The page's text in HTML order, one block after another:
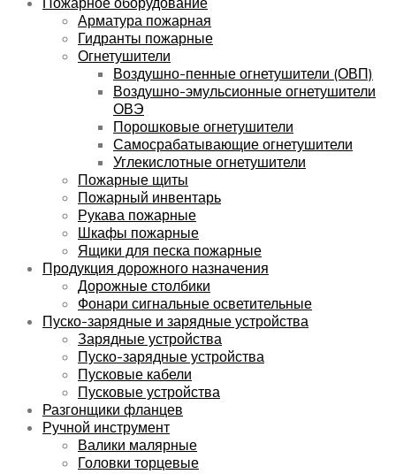
Арматура пожарная
Гидранты пожарные
Огнетушители
Воздушно-пенные огнетушители (ОВП)
Воздушно-эмульсионные огнетушители
ОВЭ
Порошковые огнетушители
Самосрабатывающие огнетушители
Углекислотные огнетушители
Пожарные щиты
Пожарный инвентарь
Рукава пожарные
Шкафы пожарные
Ящики для песка пожарные
Продукция дорожного назначения
Дорожные столбики
Фонари сигнальные осветительные
Пуско-зарядные и зарядные устройства
Зарядные устройства
Пуско-зарядные устройства
Пусковые кабели
Пусковые устройства
Разгонщики фланцев
Ручной инструмент
Валики малярные
Головки торцевые